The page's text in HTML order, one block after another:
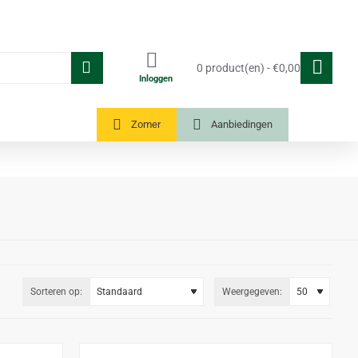
Inloggen
0 product(en) - €0,00
Zomer Aanbiedingen
Sorteren op: Weergegeven: